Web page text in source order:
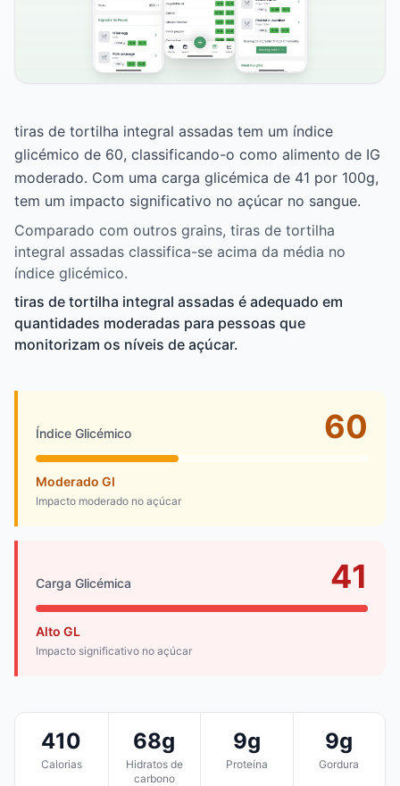
tiras de tortilha integral assadas tem um índice
glicémico de 60, classificando-o como alimento de IG
moderado. Com uma carga glicémica de 41 por 100g,
tem um impacto significativo no açúcar no sangue.
Comparado com outros grains, tiras de tortilha
integral assadas classifica-se acima da média no
índice glicémico.
tiras de tortilha integral assadas é adequado em
quantidades moderadas para pessoas que
monitorizam os níveis de açúcar.
Índice Glicémico 60
Moderado GI
Impacto moderado no açúcar
Carga Glicémica 41
Alto GL
Impacto significativo no açúcar
410
Calorias
68g
Hidratos de
carbono
9g
Proteína
9g
Gordura